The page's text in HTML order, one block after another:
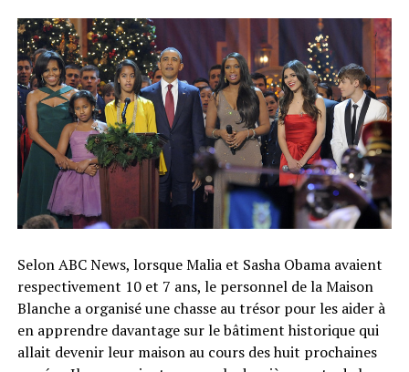
Selon ABC News, lorsque Malia et Sasha Obama avaient
respectivement 10 et 7 ans, le personnel de la Maison
Blanche a organisé une chasse au trésor pour les aider à
en apprendre davantage sur le bâtiment historique qui
allait devenir leur maison au cours des huit prochaines